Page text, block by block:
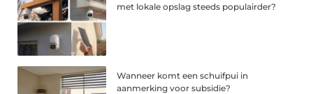
met lokale opslag steeds populairder?
Wanneer komt een schuifpui in
aanmerking voor subsidie?